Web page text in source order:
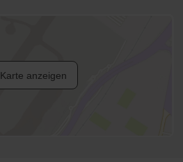
Karte anzeigen